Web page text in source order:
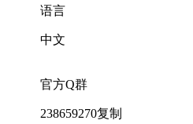
语言
中文
官方Q群
238659270复制